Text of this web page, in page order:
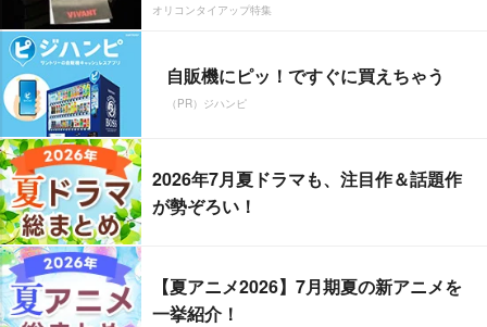
オリコンタイアップ特集
自販機にピッ！ですぐに買えちゃう
（PR）ジハンピ
2026年7月夏ドラマも、注目作＆話題作
が勢ぞろい！
【夏アニメ2026】7月期夏の新アニメを
一挙紹介！